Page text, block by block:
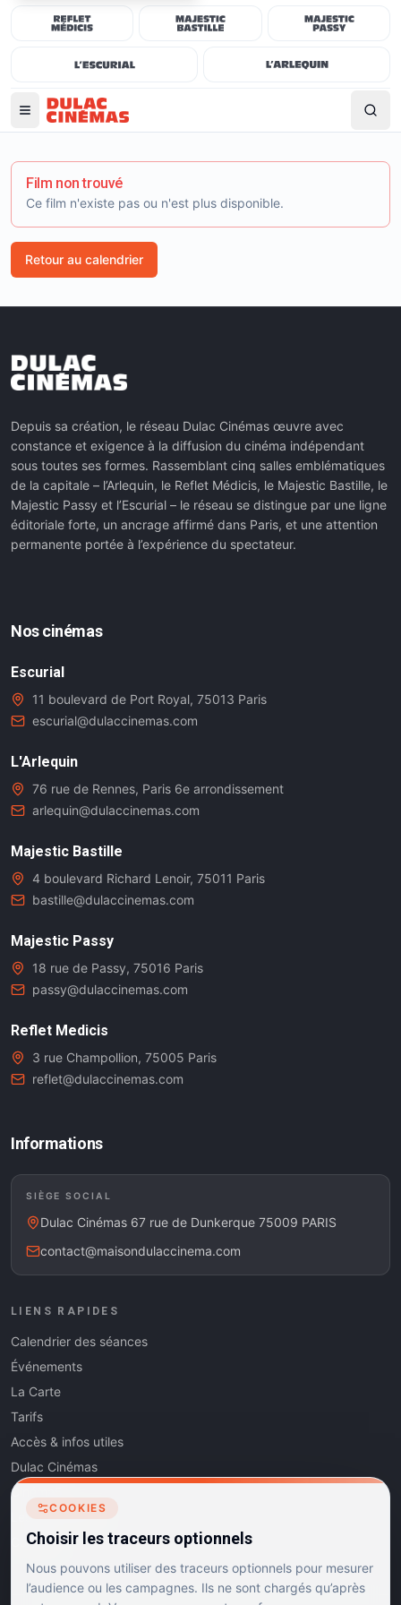
Film non trouvé
Ce film n'existe pas ou n'est plus disponible.
Retour au calendrier
Depuis sa création, le réseau Dulac Cinémas œuvre avec
constance et exigence à la diffusion du cinéma indépendant
sous toutes ses formes. Rassemblant cinq salles emblématiques
de la capitale – l’Arlequin, le Reflet Médicis, le Majestic Bastille, le
Majestic Passy et l’Escurial – le réseau se distingue par une ligne
éditoriale forte, un ancrage affirmé dans Paris, et une attention
permanente portée à l’expérience du spectateur.
Nos cinémas
Escurial
11 boulevard de Port Royal, 75013 Paris
escurial@dulaccinemas.com
L'Arlequin
76 rue de Rennes, Paris 6e arrondissement
arlequin@dulaccinemas.com
Majestic Bastille
4 boulevard Richard Lenoir, 75011 Paris
bastille@dulaccinemas.com
Majestic Passy
18 rue de Passy, 75016 Paris
passy@dulaccinemas.com
Reflet Medicis
3 rue Champollion, 75005 Paris
reflet@dulaccinemas.com
Informations
SIÈGE SOCIAL
Dulac Cinémas 67 rue de Dunkerque 75009 PARIS
contact@maisondulaccinema.com
LIENS RAPIDES
Calendrier des séances
Événements
La Carte
Tarifs
Accès & infos utiles
Dulac Cinémas
Cinéma5
Les Dits de l'Art
Contact
COOKIES
Choisir les traceurs optionnels
Nous pouvons utiliser des traceurs optionnels pour mesurer
l’audience ou les campagnes. Ils ne sont chargés qu’après